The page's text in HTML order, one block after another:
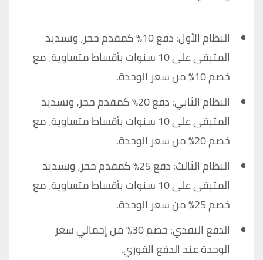
النظام الأول: دفع 10% كمقدم حجز، وتسديد
المتبقي على 10 سنوات بأقساط متساوية، مع
خصم 10% من سعر الوحدة.
النظام الثاني: دفع 20% كمقدم حجز، وتسديد
المتبقي على 10 سنوات بأقساط متساوية، مع
خصم 20% من سعر الوحدة.
النظام الثالث: دفع 25% كمقدم حجز، وتسديد
المتبقي على 10 سنوات بأقساط متساوية، مع
خصم 25% من سعر الوحدة.
الدفع النقدي: خصم 30% من إجمالي سعر
الوحدة عند الدفع الفوري.